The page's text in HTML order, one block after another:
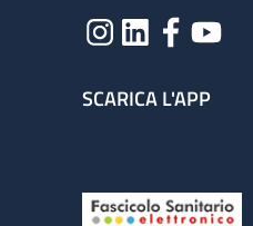
SCARICA L'APP